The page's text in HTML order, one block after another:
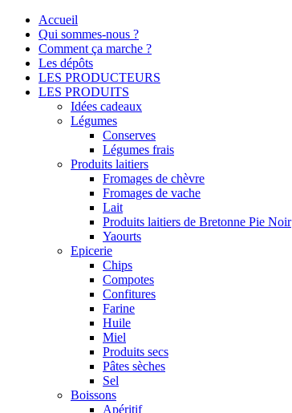
Accueil
Qui sommes-nous ?
Comment ça marche ?
Les dépôts
LES PRODUCTEURS
LES PRODUITS
Idées cadeaux
Légumes
Conserves
Légumes frais
Produits laitiers
Fromages de chèvre
Fromages de vache
Lait
Produits laitiers de Bretonne Pie Noir
Yaourts
Epicerie
Chips
Compotes
Confitures
Farine
Huile
Miel
Produits secs
Pâtes sèches
Sel
Boissons
Apéritif